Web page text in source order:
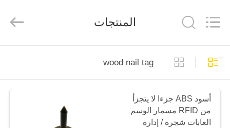
منزل،
بيت
منتجات
Co.,
Ltd..
Reserved.
المنتجات
wood nail tag
أسود ABS جزءا لا يتجزأ
من RFID مسمار الوسم
الغابات شجرة / إدارة